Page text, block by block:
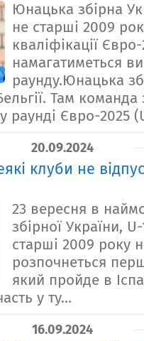
Юнацька збірна
не старші 2009
кваліфікації
намагатиметься
раунду.Юнацька
Там команда
раунді Євро-2025
20.09.2024
клуби не
23 вересня в
збірної України,
старші 2009 року
розпочнеться
який пройде в
у ту...
16.09.2024